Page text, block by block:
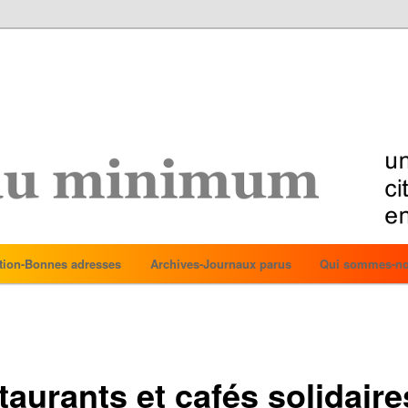
Bonnes adresses Archives-Journaux parus Qui sommes-
et cafés